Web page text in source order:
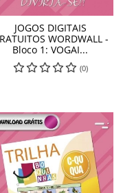
JOGOS DIGITAIS
WORDWALL -
Bloco 1: VOGAI...
(0)